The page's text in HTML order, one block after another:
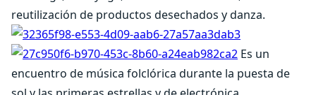
reutilización de productos desechados y danza.
Es un
encuentro de música folclórica durante la puesta de